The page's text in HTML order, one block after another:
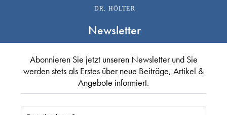
DR. HÖLTER
Newsletter
Abonnieren Sie jetzt unseren Newsletter und Sie
werden stets als Erstes über neue Beiträge, Artikel &
Angebote informiert.